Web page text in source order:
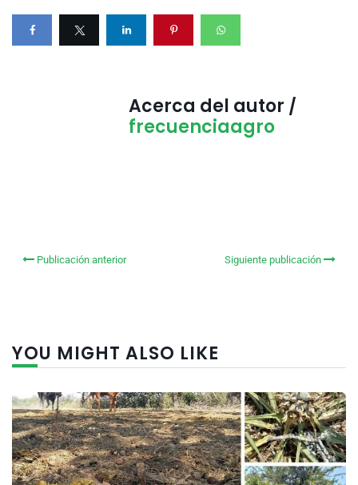
Acerca del autor /
frecuenciaagro
Publicación anterior Siguiente publicación
YOU MIGHT ALSO LIKE